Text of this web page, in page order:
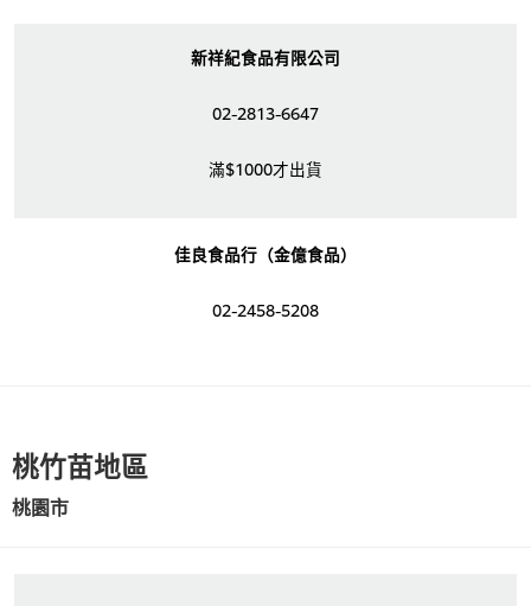
新祥紀食品有限公司
02-2813-6647
滿$1000才出貨
佳良食品行（金億食品）
02-2458-5208
桃竹苗地區
桃園市